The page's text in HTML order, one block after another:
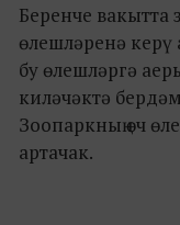
Беренче вакытта
өлешләренә
бу өлешләргә
киләчәктә
Зоопаркның өч
артачак.